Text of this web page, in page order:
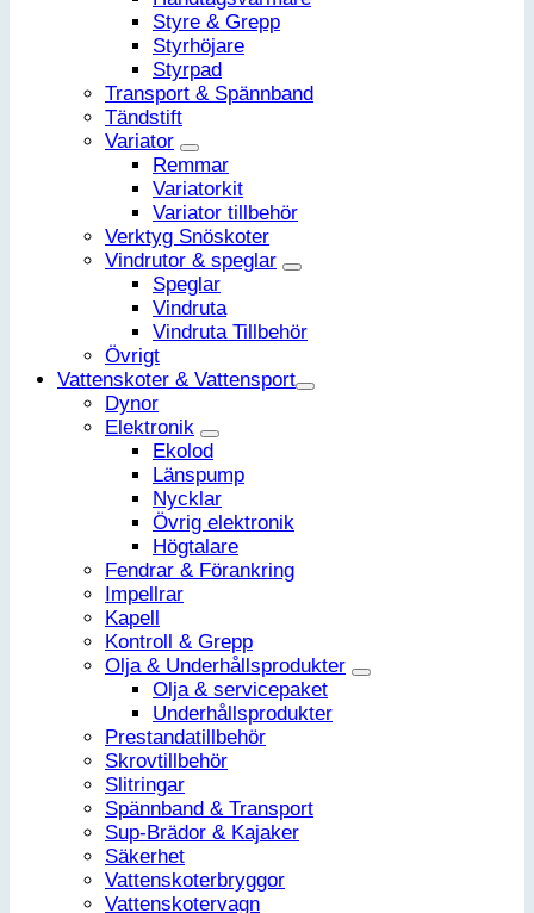
Styre & Grepp
Styrhöjare
Styrpad
Transport & Spännband
Tändstift
Variator
Remmar
Variatorkit
Variator tillbehör
Verktyg Snöskoter
Vindrutor & speglar
Speglar
Vindruta
Vindruta Tillbehör
Övrigt
Vattenskoter & Vattensport
Dynor
Elektronik
Ekolod
Länspump
Nycklar
Övrig elektronik
Högtalare
Fendrar & Förankring
Impellrar
Kapell
Kontroll & Grepp
Olja & Underhållsprodukter
Olja & servicepaket
Underhållsprodukter
Prestandatillbehör
Skrovtillbehör
Slitringar
Spännband & Transport
Sup-Brädor & Kajaker
Säkerhet
Vattenskoterbryggor
Vattenskotervagn